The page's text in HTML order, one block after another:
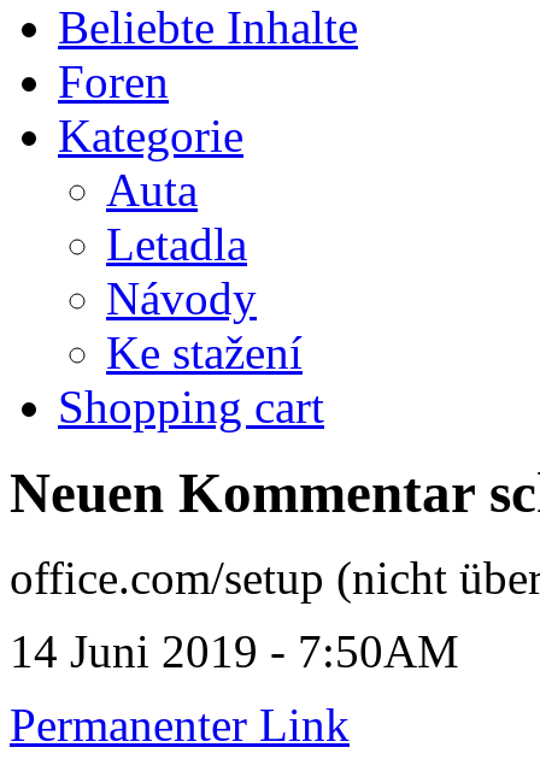
Beliebte Inhalte
Foren
Kategorie
Auta
Letadla
Návody
Ke stažení
Shopping cart
Neuen Kommentar
office.com/setup (nicht
14 Juni 2019 - 7:50AM
Permanenter Link